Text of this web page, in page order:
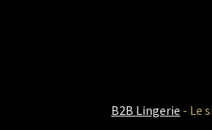
B2B Lingerie - Le